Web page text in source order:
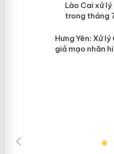
Lào Cai xử
mại trong